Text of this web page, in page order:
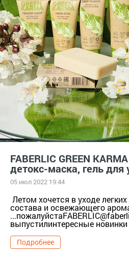
FABERLIC GREEN
детокс-маска, гель
05 июл 2022 19:44
Летом хочется в уходе
состава и освежающего
выпустилинтересные новинки
Подробнее